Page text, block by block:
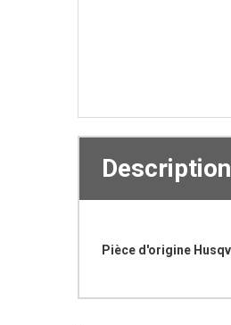
Pièce d'origine